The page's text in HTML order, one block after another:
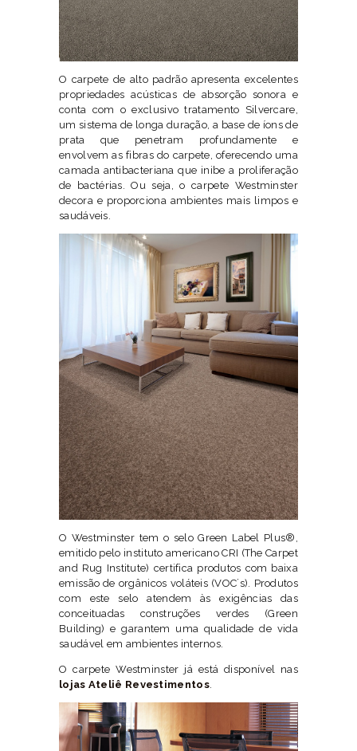
O carpete de alto padrão apresenta excelentes
propriedades acústicas de absorção sonora e
conta com o exclusivo tratamento Silvercare,
um sistema de longa duração, a base de íons de
prata que penetram profundamente e
envolvem as fibras do carpete, oferecendo uma
camada antibacteriana que inibe a proliferação
de bactérias. Ou seja, o carpete Westminster
decora e proporciona ambientes mais limpos e
saudáveis.
O Westminster tem o selo Green Label Plus®,
emitido pelo instituto americano CRI (The Carpet
and Rug Institute) certifica produtos com baixa
emissão de orgânicos voláteis (VOC´s). Produtos
com este selo atendem às exigências das
conceituadas construções verdes (Green
Building) e garantem uma qualidade de vida
saudável em ambientes internos.
O carpete Westminster já está disponível nas
lojas Ateliê Revestimentos.